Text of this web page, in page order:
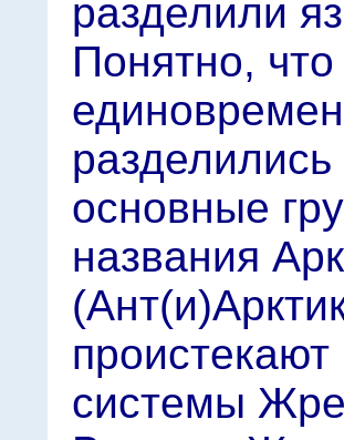
разделили
Понятно,
основные
названия
системы